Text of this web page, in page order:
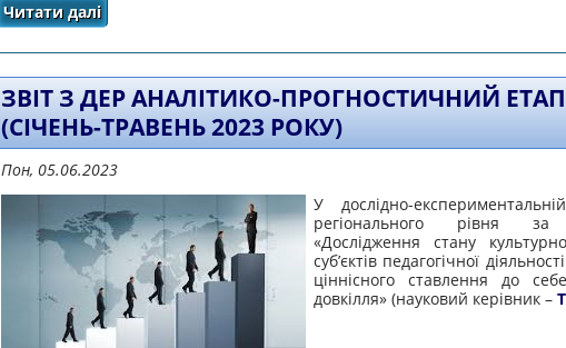
Читати далі
про ЗВІТ про виконання практичної частини
регіонального рівня за темою «Дослідження стану
діяльності у вимірі ціннісного
ЗВІТ З ДЕР АНАЛІТИКО-ПРОГНОСТИЧНИЙ ЕТАП
(СІЧЕНЬ-ТРАВЕНЬ 2023 РОКУ)
Пон, 05.06.2023
У дослідно-
регіонального рівня
«Дослідження стану
суб’єктів педагогічної
ціннісного ставлення до
довкілля» (науковий керівник –